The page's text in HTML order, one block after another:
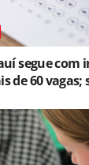
segue com
de 60 vagas;